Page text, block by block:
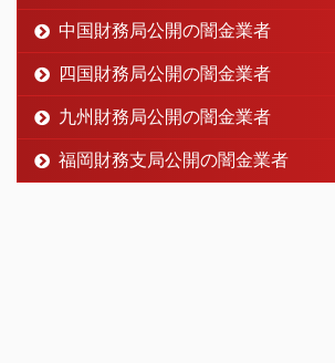
中国財務局公開の闇金業者
四国財務局公開の闇金業者
九州財務局公開の闇金業者
福岡財務支局公開の闇金業者